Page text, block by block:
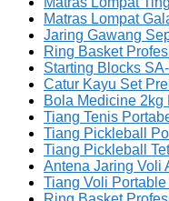
Matras Lompat
Jaring Gawang
Ring Basket
Starting Blocks
Catur Kayu Set
Bola Medicine 2kg
Tiang Tenis
Tiang Pickleball
Tiang Pickleball
Antena Jaring Voli
Tiang Voli